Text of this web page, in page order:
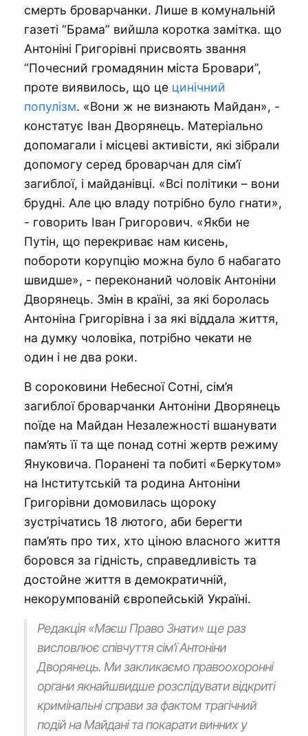
смерть броварчанки. Лише в комунальній
газеті “Брама” вийшла коротка замітка. що
Антоніні Григорівні присвоять звання
“Почесний громадянин міста Бровари”,
проте виявилось, що це цинічний
популізм. «Вони ж не визнають Майдан», -
констатує Іван Дворянець. Матеріально
допомагали і місцеві активісти, які зібрали
допомогу серед броварчан для сім’ї
загиблої, і майданівці. «Всі політики – вони
брудні. Але цю владу потрібно було гнати»,
- говорить Іван Григорович. «Якби не
Путін, що перекриває нам кисень,
побороти корупцію можна було б набагато
швидше», - переконаний чоловік Антоніни
Дворянець. Змін в країні, за які боролась
Антоніна Григорівна і за які віддала життя,
на думку чоловіка, потрібно чекати не
один і не два роки.
В сороковини Небесної Сотні, сім’я
загиблої броварчанки Антоніни Дворянець
поїде на Майдан Незалежності вшанувати
пам’ять її та ще понад сотні жертв режиму
Януковича. Поранені та побиті «Беркутом»
на Інститутській та родина Антоніни
Григорівни домовилась щороку
зустрічатись 18 лютого, аби берегти
пам’ять про тих, хто ціною власного життя
боровся за гідність, справедливість та
достойне життя в демократичній,
некорумпованій європейській Україні.
Редакція «Маєш Право Знати» ще раз
висловлює співчуття сім’ї Антоніни
Дворянець. Ми закликаємо правоохоронні
органи якнайшвидше розслідувати відкриті
кримінальні справи за фактом трагічний
подій на Майдані та покарати винних у